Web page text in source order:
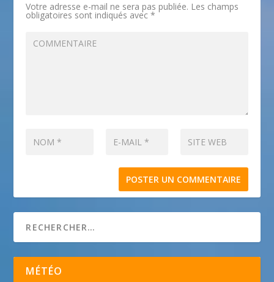
Votre adresse e-mail ne sera pas publiée. Les champs
obligatoires sont indiqués avec*
MÉTÉO